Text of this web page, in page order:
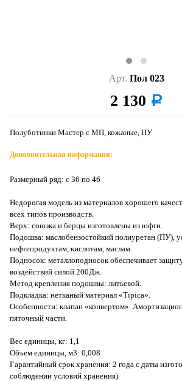
Арт. Пол 023
2 130 a
Полуботинки Мастер с МП, кожаные, ПУ
Дополнительная информация:
Размерный ряд: с 36 по 46
Недорогая модель из материалов хорошего
всех типов производств.
Верх: союзка и берцы изготовлены из юфти.
Подошва: маслобензостойкий полиуретан (ПУ),
нефтепродуктам, кислотам, маслам.
Подносок: металлоподносок обеспечивает
воздействий силой 200Дж.
Метод крепления подошвы: литьевой.
Подкладка: нетканый материал «Tipica».
Особенности: клапан «конвертом».
пяточный части.
Вес единицы, кг: 1,1
Объем единицы, м3: 0,008
Гарантийный срок хранения: 2 года с даты
соблюдении условий хранения)